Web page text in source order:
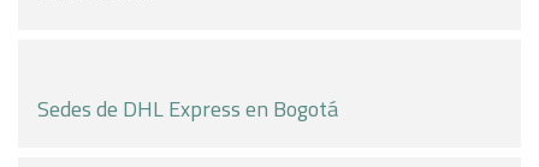
Sedes de DHL Express en Bogotá